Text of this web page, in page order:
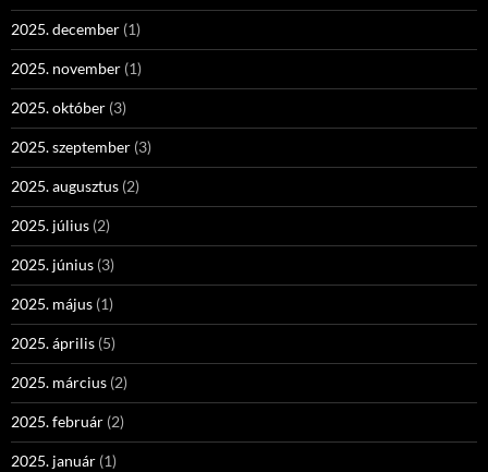
2025. december (1)
2025. november (1)
2025. október (3)
2025. szeptember (3)
2025. augusztus (2)
2025. július (2)
2025. június (3)
2025. május (1)
2025. április (5)
2025. március (2)
2025. február (2)
2025. január (1)